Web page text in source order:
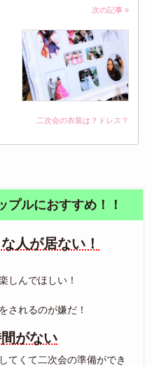
次の記事 »
二次会の衣装は？ドレス？
ルにおすすめ！！
人が居ない！
しんでほしい！
されるのが嫌だ！
がない
てくて二次会の準備ができ